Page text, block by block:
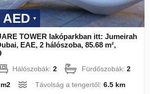
AED
TOWER lakóparkban itt: Jumeirah
EAE, 2 hálószoba, 85.68 m²,
Hálószobák:2 Fürdőszobák:2
Távolság a tengertől:6.5 km